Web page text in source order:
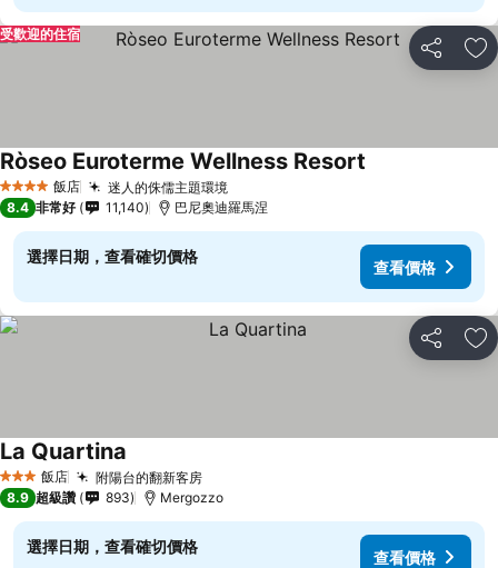
分享 加
受歡迎的住宿
4 星級 飯店 迷人的侏儒主題環境查看價格
Ròseo Euroterme Wellness Resort
8.4 非常好 11,140 巴尼奧迪羅馬涅
選擇日期，查看確切價格
查看價格
分享 加
3 星級 飯店 附陽台的翻新客房查看價格
La Quartina
8.9 超級讚 893 Mergozzo
選擇日期，查看確切價格
查看價格